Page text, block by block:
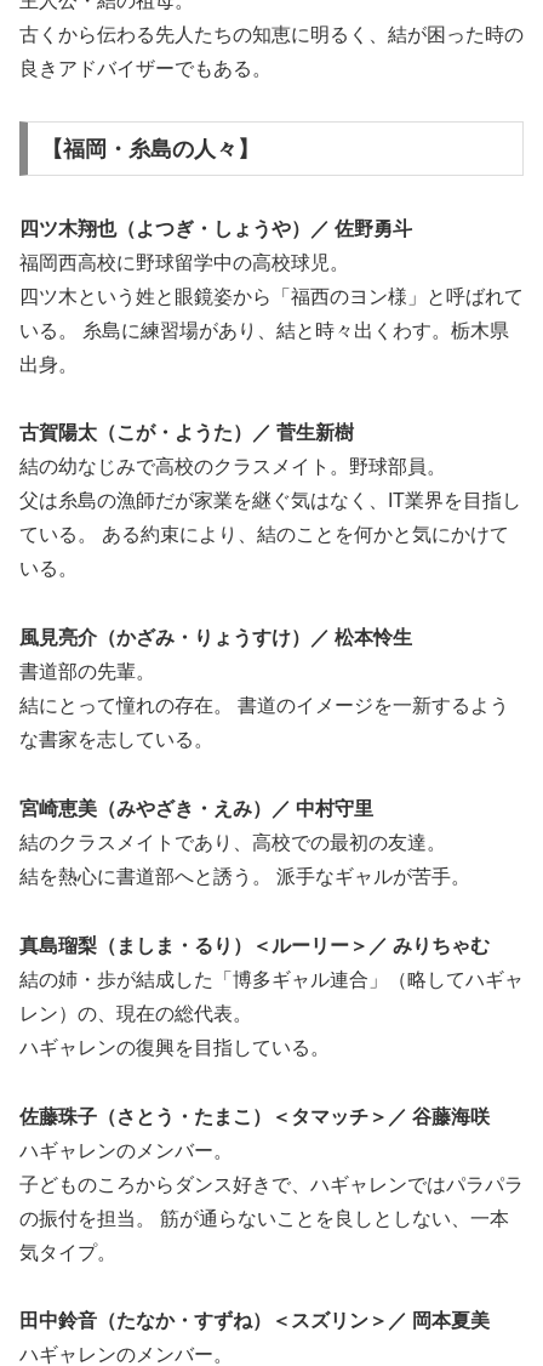
古くから伝わる先人たちの知恵に明るく、結が困った時の
良きアドバイザーでもある。
【福岡・糸島の人々】
四ツ木翔也（よつぎ・しょうや）／ 佐野勇斗
福岡西高校に野球留学中の高校球児。
四ツ木という姓と眼鏡姿から「福西のヨン様」と呼ばれて
いる。 糸島に練習場があり、結と時々出くわす。栃木県
出身。
古賀陽太（こが・ようた）／ 菅生新樹
結の幼なじみで高校のクラスメイト。野球部員。
父は糸島の漁師だが家業を継ぐ気はなく、IT業界を目指し
ている。 ある約束により、結のことを何かと気にかけて
いる。
風見亮介（かざみ・りょうすけ）／ 松本怜生
書道部の先輩。
結にとって憧れの存在。 書道のイメージを一新するよう
な書家を志している。
宮崎恵美（みやざき・えみ）／ 中村守里
結のクラスメイトであり、高校での最初の友達。
結を熱心に書道部へと誘う。 派手なギャルが苦手。
真島瑠梨（ましま・るり）＜ルーリー＞／ みりちゃむ
結の姉・歩が結成した「博多ギャル連合」（略してハギャ
レン）の、現在の総代表。
ハギャレンの復興を目指している。
佐藤珠子（さとう・たまこ）＜タマッチ＞／ 谷藤海咲
ハギャレンのメンバー。
子どものころからダンス好きで、ハギャレンではパラパラ
の振付を担当。 筋が通らないことを良しとしない、一本
気タイプ。
田中鈴音（たなか・すずね）＜スズリン＞／ 岡本夏美
ハギャレンのメンバー。